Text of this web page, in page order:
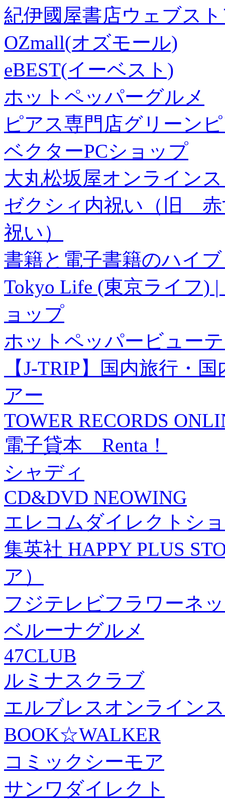
紀伊國屋書店ウェブス
OZmall(オズモール)
eBEST(イーベスト)
ホットペッパーグルメ
ピアス専門店グリーン
ベクターPCショップ
大丸松坂屋オンライン
ゼクシィ内祝い（旧 赤
祝い）
書籍と電子書籍のハイ
Tokyo Life (東京ライフ)
ョップ
ホットペッパービュー
【J-TRIP】国内旅行・
アー
TOWER RECORDS
電子貸本 Renta！
シャディ
CD&DVD NEOWING
エレコムダイレクトシ
集英社 HAPPY PLUS
ア）
フジテレビフラワーネ
ベルーナグルメ
47CLUB
ルミナスクラブ
エルブレスオンライン
BOOK☆WALKER
コミックシーモア
サンワダイレクト